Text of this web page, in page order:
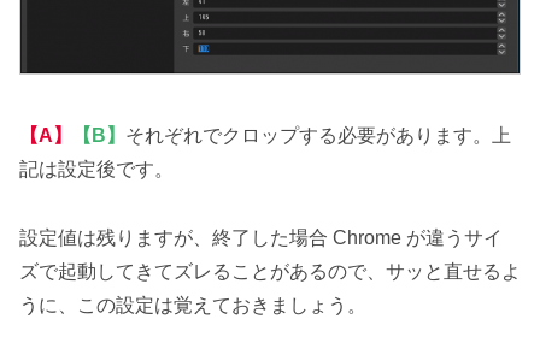
【A】 【B】 それぞれでクロップする必要があります。上
記は設定後です。
設定値は残りますが、終了した場合 Chrome が違うサイ
ズで起動してきてズレることがあるので、サッと直せるよ
うに、この設定は覚えておきましょう。